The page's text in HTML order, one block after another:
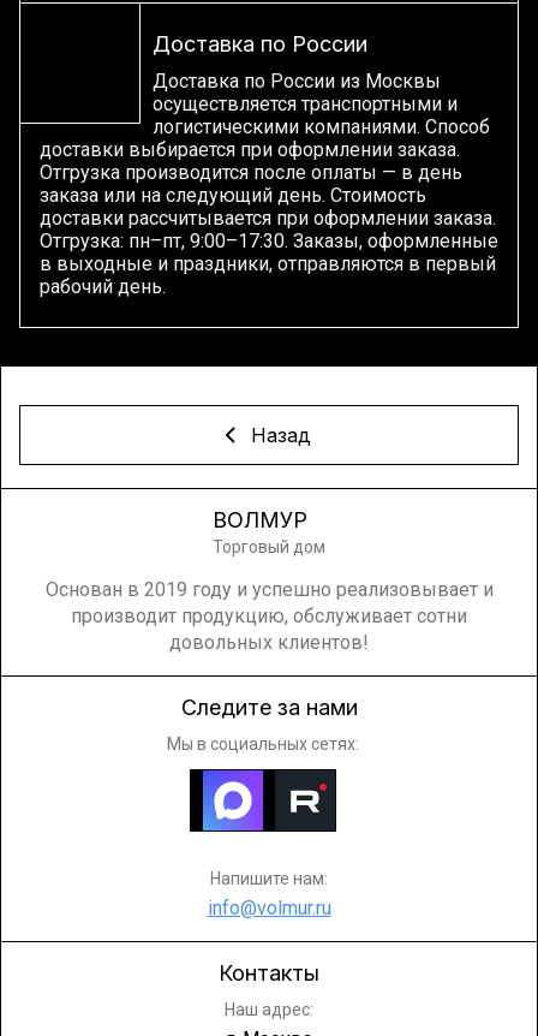
Доставка по России
Доставка по России из Москвы
осуществляется транспортными и
логистическими компаниями. Способ
доставки выбирается при оформлении заказа.
Отгрузка производится после оплаты — в день
заказа или на следующий день. Стоимость
доставки рассчитывается при оформлении заказа.
Отгрузка: пн–пт, 9:00–17:30. Заказы, оформленные
в выходные и праздники, отправляются в первый
рабочий день.
Назад
ВОЛМУР
Торговый дом
Основан в 2019 году и успешно реализовывает и
производит продукцию, обслуживает сотни
довольных клиентов!
Следите за нами
Мы в социальных сетях:
Напишите нам:
info@volmur.ru
Контакты
Наш адрес: